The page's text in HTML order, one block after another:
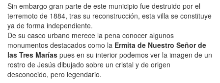
Sin embargo gran parte de este municipio fue destruido por el
terremoto de 1884, tras su reconstrucción, esta villa se constituye
ya de forma independiente.
De su casco urbano merece la pena conocer algunos
monumentos destacados como la Ermita de Nuestro Señor de
las Tres Marías pues en su interior podemos ver la imagen de un
rostro de Jesús dibujado sobre un cristal y de origen
desconocido, pero legendario.